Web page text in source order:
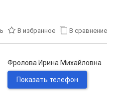
В избранное В сравнение
Фролова Ирина Михайловна
Показать телефон